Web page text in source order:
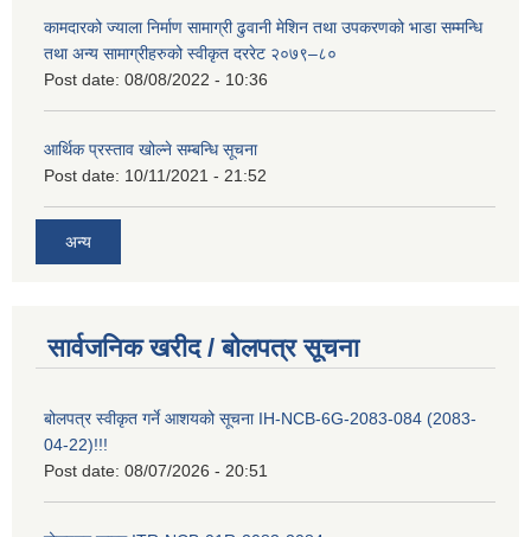
कामदारको ज्याला निर्माण सामाग्री ढुवानी मेशिन तथा उपकरणको भाडा सम्मन्धि
तथा अन्य सामाग्रीहरुको स्वीकृत दररेट २०७९–८०
Post date: 08/08/2022 - 10:36
आर्थिक प्रस्ताव खोल्ने सम्बन्धि सूचना
Post date: 10/11/2021 - 21:52
अन्य
सार्वजनिक खरीद / बोलपत्र सूचना
बोलपत्र स्वीकृत गर्ने आशयको सूचना IH-NCB-6G-2083-084 (2083-
04-22)!!!
Post date: 08/07/2026 - 20:51